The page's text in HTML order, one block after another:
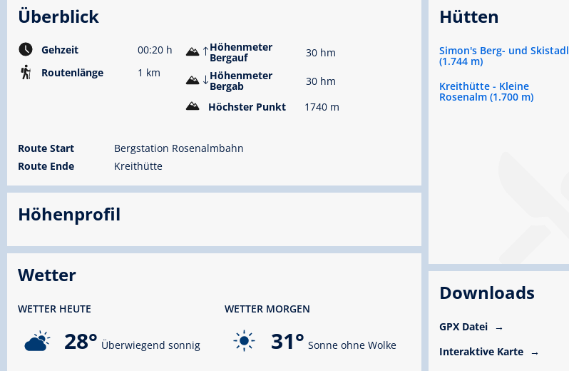
Überblick
Gehzeit
00:20 h
Routenlänge
1 km
Höhenmeter
Bergauf
30 hm
Höhenmeter
Bergab
30 hm
Höchster Punkt
1740 m
Route Start
Bergstation Rosenalmbahn
Route Ende
Kreithütte
Höhenprofil
Wetter
WETTER HEUTE
28° Überwiegend sonnig
WETTER MORGEN
31° Sonne ohne Wolke
Hütten
Simon's Berg- und Skistadl
(1.744 m)
Kreithütte - Kleine
Rosenalm (1.700 m)
Downloads
GPX Datei
Interaktive Karte